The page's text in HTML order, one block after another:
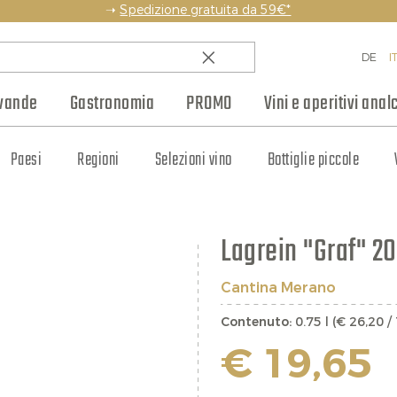
➝Spedizione gratuita da 59€*
DE IT
Gastronomia PROMO Vini e aperitivi
Paesi Regioni Selezioni vino Bottiglie piccole
Champagne Altri spumanti
Rum Whisky Liquori e amari Cognac e Armagnac
Pasta e prodotti da forno Composte e mostarde
Weinhaus Club Blog Produttori Jobs Regali
Lagrein "Graf"
Cantina Merano
Contenuto: 0.75 l (€ 26,20 /
€ 19,65